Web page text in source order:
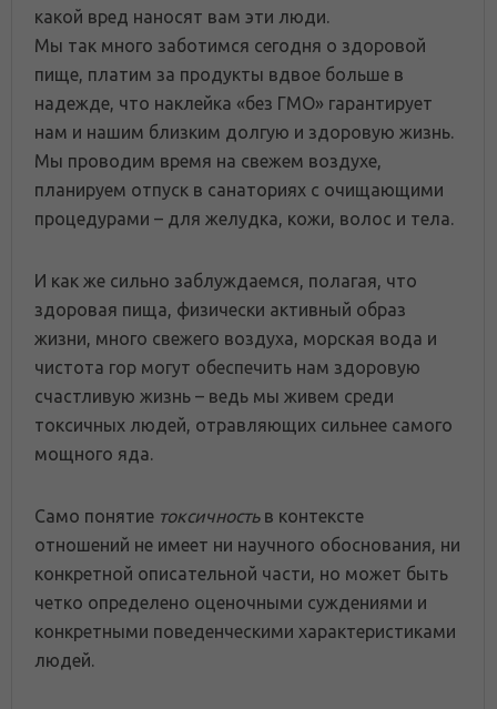
какой вред наносят вам эти люди.
Мы так много заботимся сегодня о здоровой
пище, платим за продукты вдвое больше в
надежде, что наклейка «без ГМО» гарантирует
нам и нашим близким долгую и здоровую жизнь.
Мы проводим время на свежем воздухе,
планируем отпуск в санаториях с очищающими
процедурами – для желудка, кожи, волос и тела.
И как же сильно заблуждаемся, полагая, что
здоровая пища, физически активный образ
жизни, много свежего воздуха, морская вода и
чистота гор могут обеспечить нам здоровую
счастливую жизнь – ведь мы живем среди
токсичных людей, отравляющих сильнее самого
мощного яда.
Само понятие токсичностьв контексте
отношений не имеет ни научного обоснования, ни
конкретной описательной части, но может быть
четко определено оценочными суждениями и
конкретными поведенческими характеристиками
людей.